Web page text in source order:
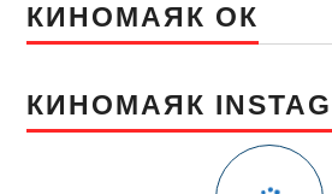
КИНОМАЯК ОК
КИНОМАЯК